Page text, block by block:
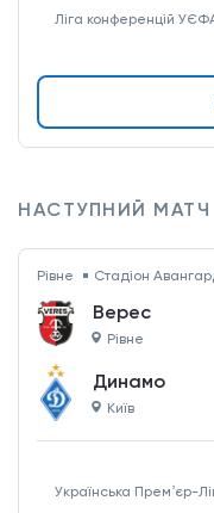
Ліга конференцій
НАСТУПНИЙ МАТЧ
Рівне Стадіон
Верес
Рівне
Динамо
Київ
Українська Премʼєр-